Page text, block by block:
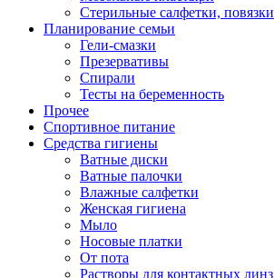
Стерильные салфетки, повязки
Планирование семьи
Гели-смазки
Презервативы
Спирали
Тесты на беременность
Прочее
Спортивное питание
Средства гигиены
Ватные диски
Ватные палочки
Влажные салфетки
Женская гигиена
Мыло
Носовые платки
От пота
Растворы для контактных линз